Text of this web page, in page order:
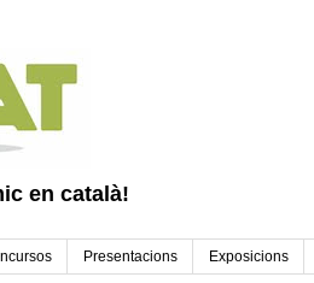
en català!
Presentacions Exposicions